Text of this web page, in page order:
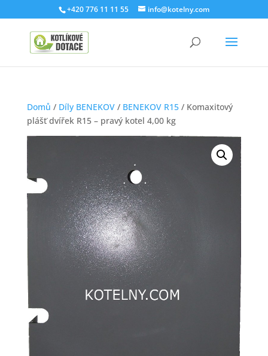
+420 776 11 11 55 info@kotelny.com
Domů / Díly BENEKOV/ BENEKOV R15/ Komaxitový
plášť dvířek R15 – pravý kotel 4,00 kg